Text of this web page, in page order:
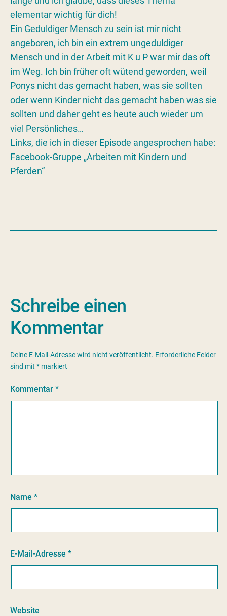
elementar wichtig für dich!
Ein Geduldiger Mensch zu sein ist mir nicht
angeboren, ich bin ein extrem ungeduldiger
Mensch und in der Arbeit mit K u P war mir das oft
im Weg. Ich bin früher oft wütend geworden, weil
Ponys nicht das gemacht haben, was sie sollten
oder wenn Kinder nicht das gemacht haben was sie
sollten und daher geht es heute auch wieder um
viel Persönliches…
Links, die ich in dieser Episode angesprochen habe:
Facebook-Gruppe „Arbeiten mit Kindern und
Pferden“
Schreibe einen
Kommentar
Deine E-Mail-Adresse wird nicht veröffentlicht. Erforderliche Felder
sind mit * markiert
Kommentar *
Name *
E-Mail-Adresse *
Website